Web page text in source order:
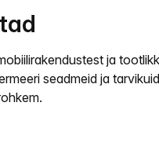
ja
seadmeid ja